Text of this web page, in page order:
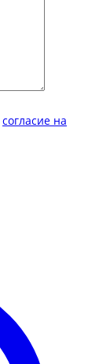
согласие на